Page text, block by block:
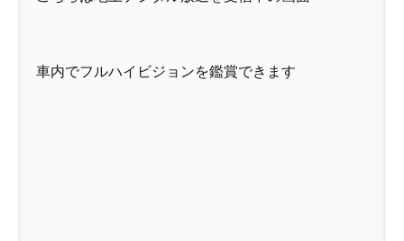
車内でフルハイビジョンを鑑賞できます